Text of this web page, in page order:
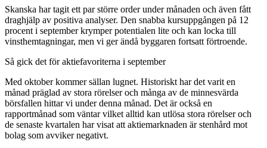
Skanska har tagit ett par större order under månaden och även fått
draghjälp av positiva analyser. Den snabba kursuppgången på 12
procent i september krymper potentialen lite och kan locka till
vinsthemtagningar, men vi ger ändå byggaren fortsatt förtroende.
Så gick det för aktiefavoriterna i september
Med oktober kommer sällan lugnet. Historiskt har det varit en
månad präglad av stora rörelser och många av de minnesvärda
börsfallen hittar vi under denna månad. Det är också en
rapportmånad som väntar vilket alltid kan utlösa stora rörelser och
de senaste kvartalen har visat att aktiemarknaden är stenhård mot
bolag som avviker negativt.